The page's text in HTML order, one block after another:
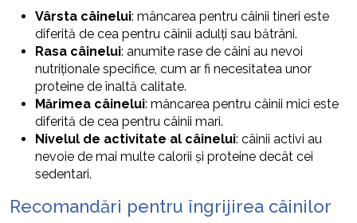
Vârsta câinelui: mâncarea pentru câinii tineri este
diferită de cea pentru câinii adulți sau bătrâni.
Rasa câinelui: anumite rase de câini au nevoi
nutriționale specifice, cum ar fi necesitatea unor
proteine de înaltă calitate.
Mărimea câinelui: mâncarea pentru câinii mici este
diferită de cea pentru câinii mari.
Nivelul de activitate al câinelui: câinii activi au
nevoie de mai multe calorii și proteine decât cei
sedentari.
Recomandări pentru îngrijirea câinilor